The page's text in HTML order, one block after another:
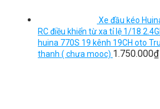
Xe đầu kéo
RC điều khiển từ xa tỉ lệ 1/18
huina 770S 19 kênh 19CH oto
thanh ( chưa mooc) 1.750.000₫